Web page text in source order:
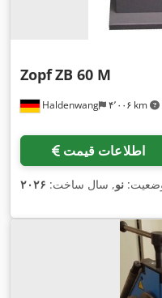
Haldenwang ۴٬۰۰۶ km
ZopfZB 60 M
اطلاعات قیمت
نو, سال ساخت: ۲۰۲۶